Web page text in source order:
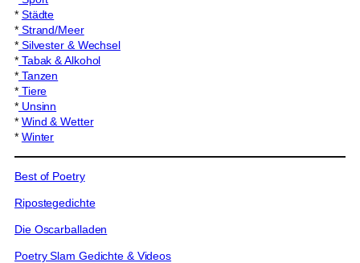
* Städte
*Strand/Meer
*Silvester & Wechsel
*Tabak & Alkohol
*Tanzen
*Tiere
*Unsinn
* Wind & Wetter
* Winter
Best of Poetry
Ripostegedichte
Die Oscarballaden
Poetry Slam Gedichte & Videos